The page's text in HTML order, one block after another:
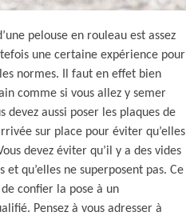
pelouse en rouleau est assez
une certaine expérience pour
normes. Il faut en effet bien
comme si vous allez y semer
devez aussi poser les plaques de
sur place pour éviter qu’elles
devez éviter qu’il y a des vides
et qu’elles ne superposent pas. Ce
confier la pose à un
Pensez à vous adresser à